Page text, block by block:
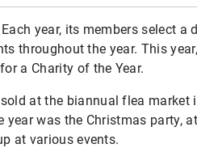
year, its members select a
throughout the year. This
a Charity of the Year.
at the biannual flea market
was the Christmas party,
at various events.